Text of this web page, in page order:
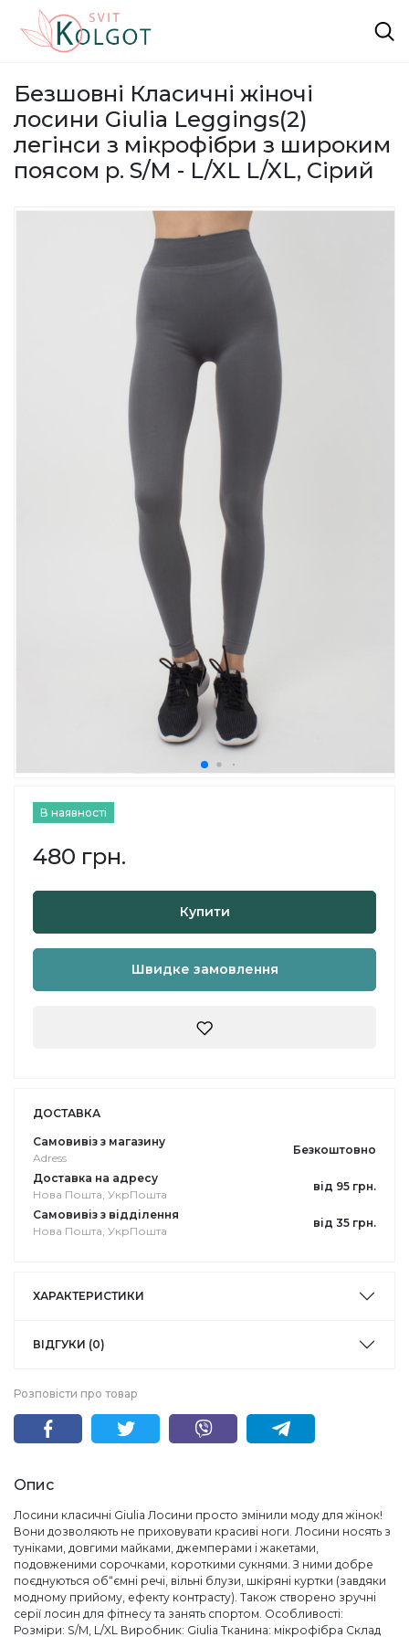
Безшовні Класичні жіночі
лосини Giulia Leggings(2)
легінси з мікрофібри з широким
поясом р. S/M - L/XL L/XL, Сірий
В наявності
480 грн.
Купити
Швидке замовлення
ДОСТАВКА
Самовивіз з магазину
Adress
Безкоштовно
Доставка на адресу
Нова Пошта, УкрПошта
від 95 грн.
Самовивіз з відділення
Нова Пошта, УкрПошта
від 35 грн.
ХАРАКТЕРИСТИКИ
ВІДГУКИ (0)
Розповісти про товар
Опис
Лосини класичні Giulia Лосини просто змінили моду для жінок!
Вони дозволяють не приховувати красиві ноги. Лосини носять з
туніками, довгими майками, джемперами і жакетами,
подовженими сорочками, короткими сукнями. З ними добре
поєднуються об“ємні речі, вільні блузи, шкіряні куртки (завдяки
модному прийому, ефекту контрасту). Також створено зручні
серії лосин для фітнесу та занять спортом. Особливості:
Розміри: S/M, L/XL Виробник: Giulia Тканина: мікрофібра Склад